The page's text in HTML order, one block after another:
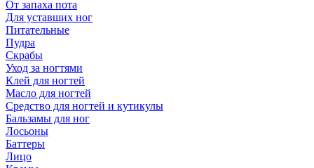
От запаха пота
Для уставших ног
Питательные
Пудра
Скрабы
Уход за ногтями
Клей для ногтей
Масло для ногтей
Средство для ногтей и кутикулы
Бальзамы для ног
Лосьоны
Баттеры
Лицо